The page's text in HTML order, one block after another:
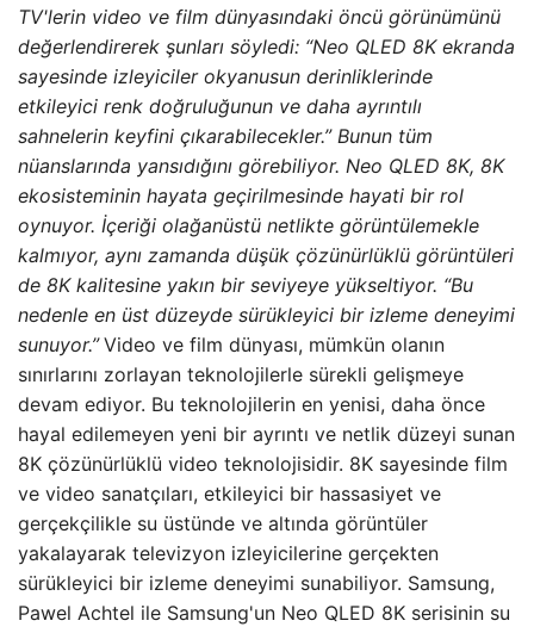
TV'lerin video ve film dünyasındaki öncü görünümünü
değerlendirerek şunları söyledi: “Neo QLED 8K ekranda
sayesinde izleyiciler okyanusun derinliklerinde
etkileyici renk doğruluğunun ve daha ayrıntılı
sahnelerin keyfini çıkarabilecekler.” Bunun tüm
nüanslarında yansıdığını görebiliyor. Neo QLED 8K, 8K
ekosisteminin hayata geçirilmesinde hayati bir rol
oynuyor. İçeriği olağanüstü netlikte görüntülemekle
kalmıyor, aynı zamanda düşük çözünürlüklü görüntüleri
de 8K kalitesine yakın bir seviyeye yükseltiyor. “Bu
nedenle en üst düzeyde sürükleyici bir izleme deneyimi
sunuyor.” Video ve film dünyası, mümkün olanın
sınırlarını zorlayan teknolojilerle sürekli gelişmeye
devam ediyor. Bu teknolojilerin en yenisi, daha önce
hayal edilemeyen yeni bir ayrıntı ve netlik düzeyi sunan
8K çözünürlüklü video teknolojisidir. 8K sayesinde film
ve video sanatçıları, etkileyici bir hassasiyet ve
gerçekçilikle su üstünde ve altında görüntüler
yakalayarak televizyon izleyicilerine gerçekten
sürükleyici bir izleme deneyimi sunabiliyor. Samsung,
Pawel Achtel ile Samsung'un Neo QLED 8K serisinin su